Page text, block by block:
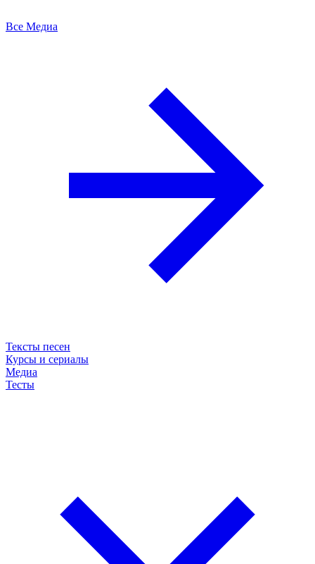
Все Медиа
Тексты песен
Курсы и сериалы
Медиа
Тесты